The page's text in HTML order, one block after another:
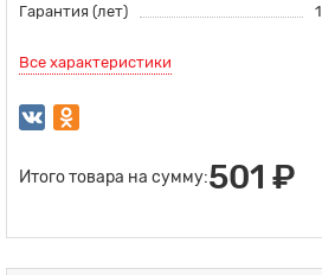
Гарантия (лет)
1
Все характеристики
Итого товара на сумму:501 ₽